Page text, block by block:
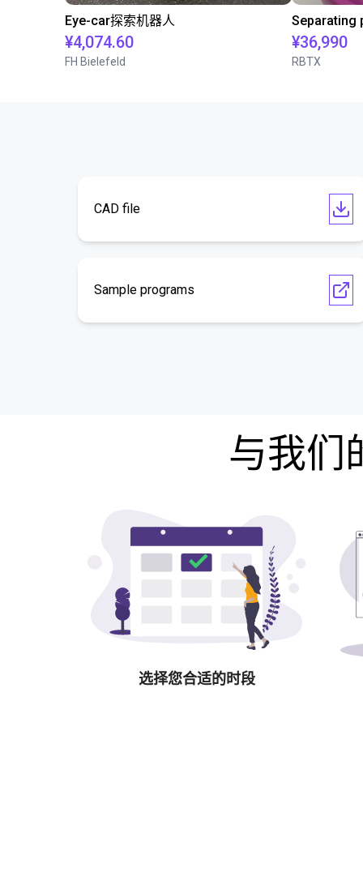
Eye-car探索机器人
¥4,074.60
FH Bielefeld
¥36,990
RBTX
CAD file
Sample programs
与我们
选择您合适的时段